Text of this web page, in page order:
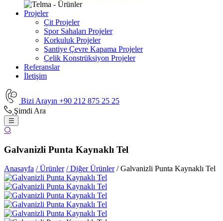
Projeler
Çit Projeler
Spor Sahaları Projeler
Korkuluk Projeler
Şantiye Çevre Kapama Projeler
Çelik Konstrüksiyon Projeler
Referanslar
İletişim
Bizi Arayın +90 212 875 25 25
Şimdi Ara
Galvanizli Punta Kaynaklı Tel
Anasayfa / Ürünler / Diğer Ürünler / Galvanizli Punta Kaynaklı Tel